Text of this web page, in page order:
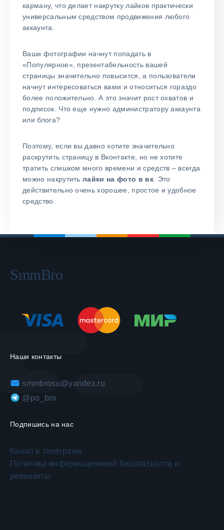
карману, что делает накрутку лайков практически
универсальным средством продвижения любого
аккаунта.
Ваши фотографии начнут попадать в
«Популярное», презентабельность вашей
страницы значительно повысится, а пользователи
начнут интересоваться вами и относиться гораздо
более положительно. А это значит рост охватов и
подписок. Что еще нужно администратору аккаунта
или блога?
Поэтому, если вы давно хотите значительно
раскрутить страницу в Вконтакте, но не хотите
тратить слишком много времени и средств – всегда
можно накрутитьлайки на фото в вк. Это
действительно очень хорошее, простое и удобное
средство.
SmmBro
Наши контакты
smmbrosu@yandex.ru
@po_bro
Подпишись на нас
Канал в телеграме
Политика информационной безопасности и
реквизиты